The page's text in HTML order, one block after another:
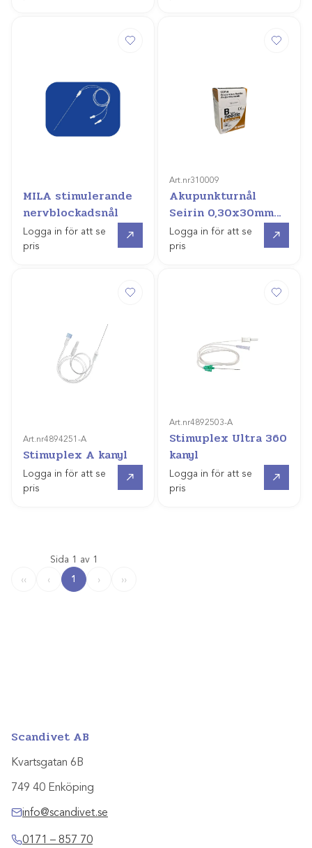
MILA stimulerande
nervblockadsnål
Logga in för att se
pris
Art.nr310009
Akupunkturnål
Seirin 0,30x30mm
/100st
Logga in för att se
pris
Art.nr4894251-A
Stimuplex A kanyl
Logga in för att se
pris
Art.nr4892503-A
Stimuplex Ultra 360
kanyl
Logga in för att se
pris
Sida 1 av 1
‹‹
‹ 1 › ››
Scandivet AB
Kvartsgatan 6B
749 40 Enköping
info@scandivet.se
0171 – 857 70